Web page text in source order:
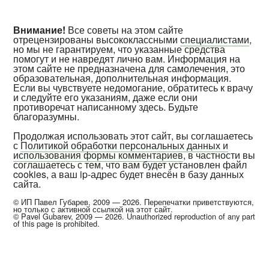
Внимание! Все советы на этом сайте
отрецензированы высококласснымиспециалистами,
но мы не гарантируем, что указанные средства
помогут и не навредят лично вам. Информация на
этом сайте не предназначена для самолечения, это
образовательная, дополнительная информация.
Если вы чувствуете недомогание, обратитесь к врачу
и следуйте его указаниям, даже если они
противоречат написанному здесь. Будьте
благоразумны.
Продолжая использовать этот сайт, вы соглашаетесь
с Политикой обработки персональных данных и
использования формы комментариев, в частности вы
соглашаетесь с тем, что вам будет установлен файл
cookies, а ваш ip-адрес будет внесён в базу данных
сайта.
© ИП Павел Губарев, 2009 — 2026. Перепечатки приветствуются,
но только с активной ссылкой на этот сайт.
© Pavel Gubarev, 2009 — 2026. Unauthorized reproduction of any part
of this page is prohibited.